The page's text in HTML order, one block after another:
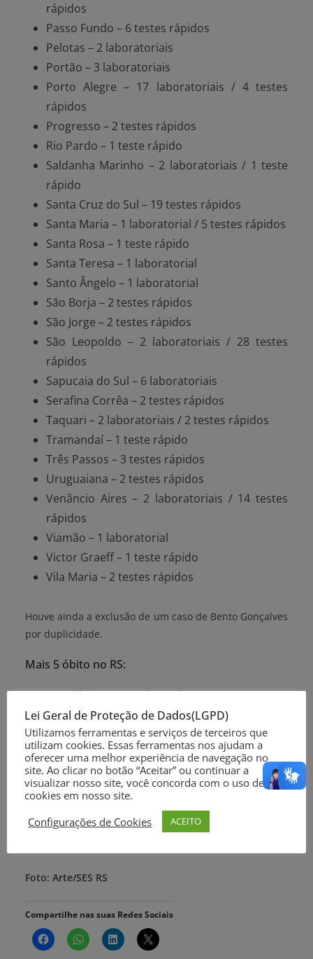
rápidos
Passo Fundo – 6 testes rápidos
Pelotas – 2 laboratoriais
Portão – 3 laboratoriais
Porto Alegre – 17 laboratoriais / 4 testes
rápidos
Progresso – 2 testes rápidos
Rio Pardo – 1 teste rápido
Saldanha Marinho – 2 laboratoriais / 1 teste
rápido
Santa Cruz do Sul – 19 testes rápidos
Santa Maria – 1 laboratorial / 5 testes rápidos
Santa Rosa – 1 teste rápido
Santa Teresa – 1 laboratorial
Santo Ângelo – 1 laboratorial
São Borja – 2 testes rápidos
São Jorge – 2 testes rápidos
São Leopoldo – 2 laboratoriais / 28 testes
rápidos
Sapucaia do Sul – 6 laboratoriais
Serafina Corrêa – 2 testes rápidos
Taquari – 2 laboratoriais / 2 testes rápidos
Tramandaí – 1 teste rápido
Três Passos – 3 testes rápidos
Uruguaiana – 2 testes rápidos
Venâncio Aires – 2 laboratoriais / 14 testes
rápidos
Viamão – 1 laboratorial
Victor Graeff – 1 teste rápido
Vila Maria – 2 testes rápidos
Houve ainda a exclusão de um caso de Bento Gonçalves
por duplicidade.
Mais 5 óbito no RS:
101º óbito: Porto Alegre (homem, 80 anos)
102º óbito: Viamão (homem, 89 anos)
103º óbito: Lajeado (feminino, 76 anos)
104º óbito: Roca Sales (homem, 66 anos)
105º óbito: Passo Fundo(mulher, 67 anos)
ti.saude.rs.gov.br/covid19
Foto: Arte/SES RS
Compartilhe nas suas Redes Sociais
Lei Geral de Proteção de Dados(LGPD)
Utilizamos ferramentas e serviços de terceiros que
utilizam cookies. Essas ferramentas nos ajudam a
oferecer uma melhor experiência de navegação no
site. Ao clicar no botão “Aceitar” ou continuar a
visualizar nosso site, você concorda com o uso de
cookies em nosso site.
Configurações de Cookies
ACEITO